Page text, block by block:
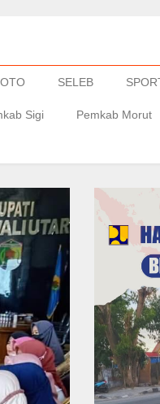
SELEB
Sigi Pemkab Morut